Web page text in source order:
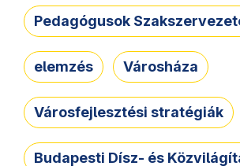
Pedagógusok
elemzés Városháza
Városfejlesztési stratégiák
Budapesti Dísz- és